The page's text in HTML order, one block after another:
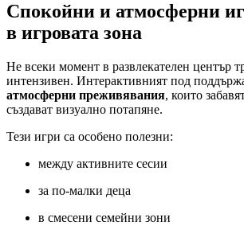
Спокойни и атмосферни
в игровата зона
Не всеки момент в развлекателен център
интензивен. Интерактивният под
атмосферни преживявания, които
създават визуално потапяне.
Тези игри са особено полезни:
между активните сесии
за по-малки деца
в смесени семейни зони